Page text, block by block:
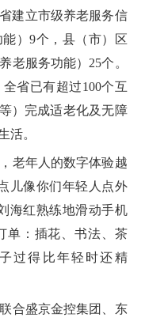
建立市级养老服务信
）9个，县（市）区
老服务功能）25个。
省已有超过100个互
）完成适老化及无障
活。
年人的数字体验越
儿像你们年轻人点外
海红熟练地滑动手机
单：插花、书法、茶
过得比年轻时还精
盛京金控集团、东